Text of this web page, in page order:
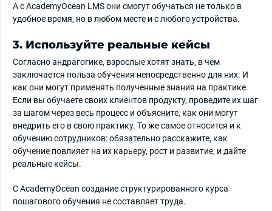
А с AcademyOcean LMS они смогут обучаться не только в
удобное время, но в любом месте и с любого устройства.
3. Используйте реальные кейсы
Согласно андрагогике, взрослые хотят знать, в чём
заключается польза обучения непосредственно для них. И
как они могут применять полученные знания на практике.
Если вы обучаете своих клиентов продукту, проведите их шаг
за шагом через весь процесс и объясните, как они могут
внедрить его в свою практику. То же самое относится и к
обучению сотрудников: обязательно расскажите, как
обучение повлияет на их карьеру, рост и развитие, и дайте
реальные кейсы.
С AcademyOcean создание структурированного курса
пошагового обучения не составляет труда.